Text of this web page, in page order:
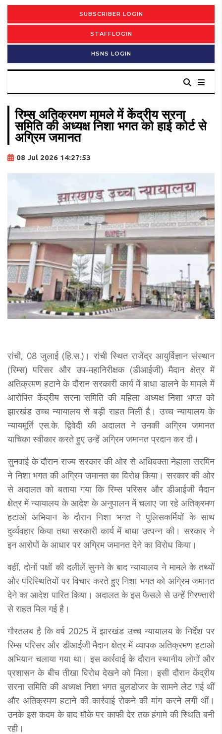
SUBSCRIBER LOGIN
STAFFLOGIN
HSNS LOGIN
रिम्स अतिक्रमण मामले में केंद्रीय सरना
समिति की अध्यक्ष निशा भगत को हाई कोर्ट से
अग्रिम जमानत
08 Jul 2026 14:27:53
रांची, 08 जुलाई (हि.स.)। रांची स्थित राजेंद्र आयुर्विज्ञान संस्थान
(रिम्स) परिसर और उप-महानिरीक्षक (डीआईजी) मैदान क्षेत्र में
अतिक्रमण हटाने के दौरान सरकारी कार्य में बाधा डालने के मामले में
आरोपित केंद्रीय सरना समिति की महिला अध्यक्ष निशा भगत को
झारखंड उच्च न्यायालय से बड़ी राहत मिली है। उच्च न्यायालय के
न्यायमूर्ति एस.के. द्विवेदी की अदालत ने उनकी अग्रिम जमानत
याचिका स्वीकार करते हुए उन्हें अग्रिम जमानत प्रदान कर दी।
सुनवाई के दौरान राज्य सरकार की ओर से अधिवक्ता नेहाला सरमिन
ने निशा भगत की अग्रिम जमानत का विरोध किया। सरकार की ओर
से अदालत को बताया गया कि रिम्स परिसर और डीआईजी मैदान
क्षेत्र में न्यायालय के आदेश के अनुपालन में चलाए जा रहे अतिक्रमण
हटाओ अभियान के दौरान निशा भगत ने पुलिसकर्मियों के साथ
दुर्व्यवहार किया तथा सरकारी कार्य में बाधा उत्पन्न की। सरकार ने
इन आरोपों के आधार पर अग्रिम जमानत देने का विरोध किया।
वहीं, दोनों पक्षों की दलीलें सुनने के बाद न्यायालय ने मामले के तथ्यों
और परिस्थितियों पर विचार करते हुए निशा भगत को अग्रिम जमानत
देने का आदेश पारित किया। अदालत के इस फैसले से उन्हें गिरफ्तारी
से राहत मिल गई है।
गौरतलब है कि वर्ष 2025 में झारखंड उच्च न्यायालय के निर्देश पर
रिम्स परिसर और डीआईजी मैदान क्षेत्र में व्यापक अतिक्रमण हटाओ
अभियान चलाया गया था। इस कार्रवाई के दौरान स्थानीय लोगों और
प्रशासन के बीच तीखा विरोध देखने को मिला। इसी दौरान केंद्रीय
सरना समिति की अध्यक्ष निशा भगत बुलडोजर के सामने लेट गई थीं
और अतिक्रमण हटाने की कार्रवाई रोकने की मांग करने लगी थीं।
उनके इस कदम के बाद मौके पर काफी देर तक हंगामे की स्थिति बनी
रही।